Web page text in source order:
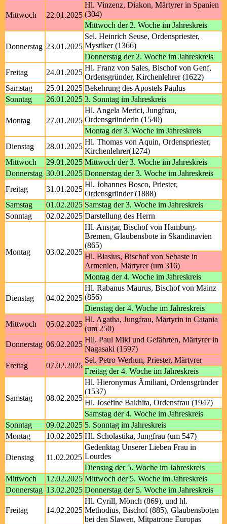
Mittwoch 22.01.2025
Hl. Vinzenz, Diakon, Märtyrer in Spanien
(304)
Mittwoch der 2. Woche im Jahreskreis
Donnerstag 23.01.2025
Sel. Heinrich Seuse, Ordenspriester,
Mystiker (1366)
Donnerstag der 2. Woche im Jahreskreis
Freitag
24.01.2025
Hl. Franz von Sales, Bischof von Genf,
Ordensgründer, Kirchenlehrer (1622)
Samstag
25.01.2025 Bekehrung des Apostels Paulus
Sonntag
26.01.2025 3. Sonntag im Jahreskreis
Montag 27.01.2025
Hl. Angela Merici, Jungfrau,
Ordensgründerin (1540)
Montag der 3. Woche im Jahreskreis
Dienstag
28.01.2025
Hl. Thomas von Aquin, Ordenspriester,
Kirchenlehrer(1274)
Mittwoch
29.01.2025 Mittwoch der 3. Woche im Jahreskreis
Donnerstag 30.01.2025 Donnerstag der 3. Woche im Jahreskreis
Freitag
31.01.2025
Hl. Johannes Bosco, Priester,
Ordensgründer (1888)
Samstag
01.02.2025 Samstag der 3. Woche im Jahreskreis
Sonntag
02.02.2025 Darstellung des Herrn
Montag 03.02.2025
Hl. Ansgar, Bischof von Hamburg-
Bremen, Glaubensbote in Skandinavien
(865)
Hl. Blasius, Bischof von Sebaste in
Armenien, Märtyrer (um 316)
Montag der 4. Woche im Jahreskreis
Dienstag 04.02.2025
Hl. Rabanus Maurus, Bischof von Mainz
(856)
Dienstag der 4. Woche im Jahreskreis
Mittwoch
05.02.2025
Hl. Agatha, Jungfrau, Märtyrin in Catania
(um 250)
Donnerstag 06.02.2025
Hll. Paul Miki und Gefährten, Märtyrer in
Nagasaki (1597)
Freitag
07.02.2025
Sel. Petro Werhun, Priester, Märtyrer
Freitag der 4. Woche im Jahreskreis
Samstag 08.02.2025
Hl. Hieronymus Ämiliani, Ordensgründer
(1537)
Hl. Josefine Bakhita, Ordensfrau (1947)
Samstag der 4. Woche im Jahreskreis
Sonntag
09.02.2025 5. Sonntag im Jahreskreis
Montag
10.02.2025 Hl. Scholastika, Jungfrau (um 547)
Dienstag 11.02.2025
Gedenktag Unserer Lieben Frau in
Lourdes
Dienstag der 5. Woche im Jahreskreis
Mittwoch
12.02.2025 Mittwoch der 5. Woche im Jahreskreis
Donnerstag 13.02.2025 Donnerstag der 5. Woche im Jahreskreis
Freitag 14.02.2025
Hl. Cyrill, Mönch (869), und hl.
Methodius, Bischof (885), Glaubensboten
bei den Slawen, Mitpatrone Europas